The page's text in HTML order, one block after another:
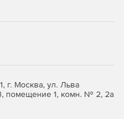
анализа и
обеспечивают
г. Москва, ул. Льва
помещение 1, комн. № 2, 2а